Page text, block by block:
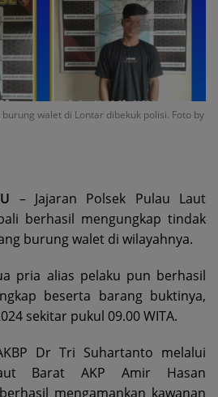
walet di Lontar dibekuk polisi. Foto by
– Jajaran Polsek Pulau Laut
berhasil mengungkap tindak
burung walet di wilayahnya.
pria alias pelaku pun berhasil
beserta barang buktinya,
sekitar pukul 09.00 WITA.
Dr Tri Suhartanto melalui
Barat AKP Amir Hasan
mengamankan kawanan